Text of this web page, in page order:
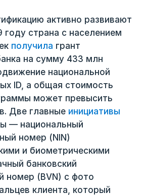
активно развивают
году страна с населением
получила грант
на сумму 433 млн
национальной
ID, а общая стоимость
может превысить
Две главные инициативы
— национальный
номер (NIN)
и биометрическими
банковский
номер (BVN) с фото
клиента, который